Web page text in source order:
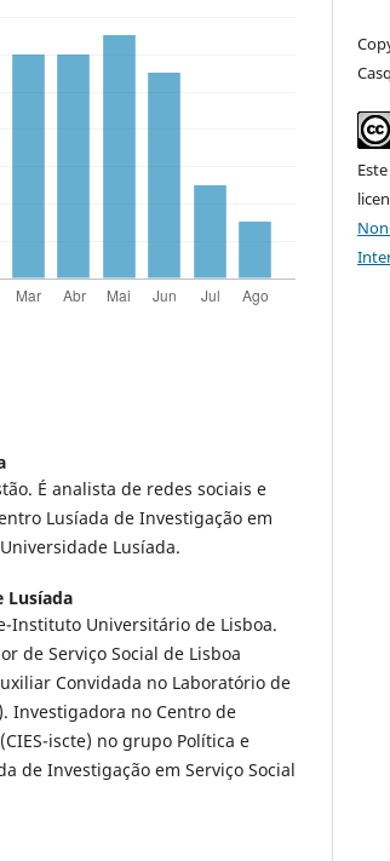
É analista de redes sociais e
Lusíada de Investigação em
Lusíada.
Lusíada
Instituto Universitário de Lisboa.
de Serviço Social de Lisboa
Convidada no Laboratório de
Investigadora no Centro de
iscte) no grupo Política e
de Investigação em Serviço Social